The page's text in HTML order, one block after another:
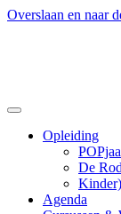
Overslaan en naar
Opleiding
De
Agenda